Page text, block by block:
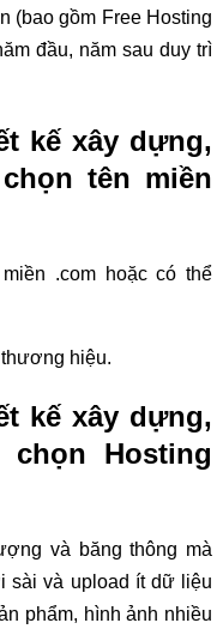
(bao gồm Free Hosting
đầu, năm sau duy trì
kế xây dựng,
tên miền
.com hoặc có thể
hiệu.
kế xây dựng,
chọn Hosting
và băng thông mà
sài và upload ít dữ liệu
phẩm, hình ảnh nhiều